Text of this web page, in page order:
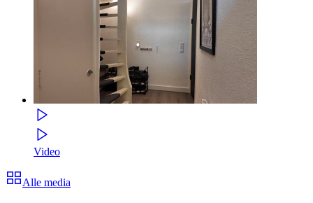
Video
Alle media